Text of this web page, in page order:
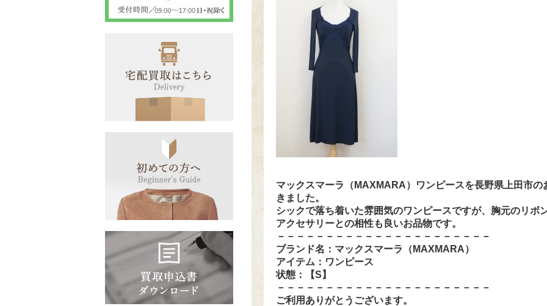
マックスマーラ（MAXMARA）ワンピースを長野県上田市
きました。
シックで落ち着いた雰囲気のワンピースですが、胸元のリボ
アクセサリーとの相性も良いお品物です。
－－－－－－－－－－－－－－－－－－－－－－
ブランド名： マックスマーラ（MAXMARA）
アイテム：ワンピース
状態：【S 】
－－－－－－－－－－－－－－－－－－－－－－
ご利用ありがとうございます。